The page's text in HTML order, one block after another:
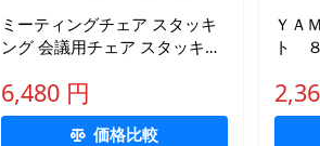
ミーティングチェア スタッキ
ング 会議用チェア スタッキン
ェア メッシュ オフィス スタッ
キング おしゃれ 会議 ワンカラ
6,480 円
価格比較
ＹＡ
ト
（Ｐ